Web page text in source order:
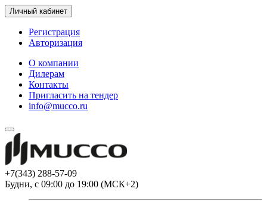
Личный кабинет
Регистрация
Авторизация
О компании
Дилерам
Контакты
Пригласить на тендер
info@mucco.ru
+7(343) 288-57-09
Будни, с 09:00 до 19:00 (МСК+2)